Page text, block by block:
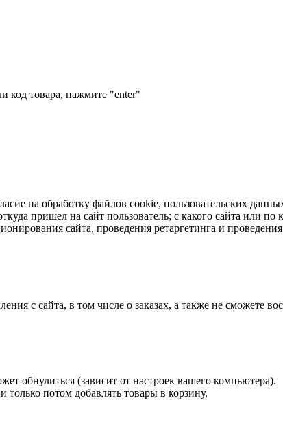
код товара, нажмите "enter"
на обработку файлов cookie, пользовательских
пришел на сайт пользователь; с какого сайта или
сайта, проведения ретаргетинга и
с сайта, в том числе о заказах, а также не сможете
обнулиться (зависит от настроек вашего компьютера).
только потом добавлять товары в корзину.